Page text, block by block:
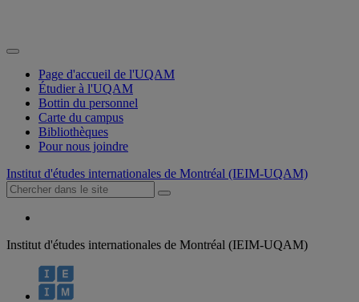
Page d'accueil de l'UQAM
Étudier à l'UQAM
Bottin du personnel
Carte du campus
Bibliothèques
Pour nous joindre
Institut d'études internationales de Montréal (IEIM-UQAM)
Institut d'études internationales de Montréal (IEIM-UQAM)